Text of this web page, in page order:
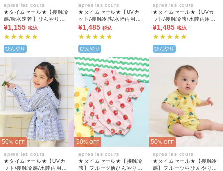
apres les cours
★タイムセール★【接触冷
感/吸水速乾】ひんやりバ
ラエティBOYSパジャマ 5
分丈
¥1,155 税込
ひんやり
apres les cours
★タイムセール★【UVカ
ット/接触冷感/水陸両用】
ティアードUVパーカー_水
遊びにおすすめ
¥1,485 税込
ひんやり
apres les cours
★タイムセール★【UVカ
ット/接触冷感/水陸両用】
ティアードUVパーカー_水
遊びにおすすめ
¥1,485 税込
ひんやり
50% OFF
apres les cours
★タイムセール★【UVカ
ット/接触冷感/水陸両用】
50% OFF
apres les cours
★タイムセール★【接触冷
感】フルーツ柄ひんやりロ
50% OFF
apres les cours
★タイムセール★【接触冷
感】フルーツ柄ひんやりロ